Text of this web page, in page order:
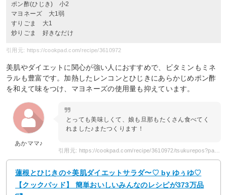
ポン酢(ひじき) 小2
マヨネーズ 大1弱
すりごま 大1
炒りごま 好きなだけ
引用元: https://cookpad.com/recipe/3610972
美肌やダイエットに関心が強い人におすすめで、ビタミンもミネ
ラルも豊富です。加熱したレンコンとひじきにあらかじめポン酢
を和えて味をつけ、マヨネーズの使用量も抑えています。
あかママ♪
とっても美味しくて、娘も旦那もたくさん食べてく
れました♪またつくります！
引用元: https://cookpad.com/recipe/3610972/tsukurepos?page=4
蓮根とひじきの✧美肌ダイエットサラダ〜♡ by ゆぅゆ♡
【クックパッド】 簡単おいしいみんなのレシピが373万品